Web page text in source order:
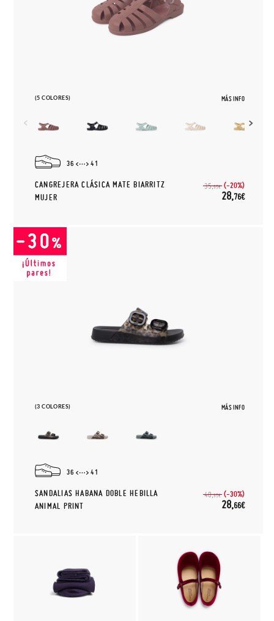
(5 COLORES) MÁS INFO
36 41
CANGREJERA CLÁSICA MATE BIARRITZ
MUJER
35,95€ (-20%)
28,76€
(3 COLORES) MÁS INFO
36 41
SANDALIAS HABANA DOBLE HEBILLA
ANIMAL PRINT
40,95€ (-30%)
28,66€